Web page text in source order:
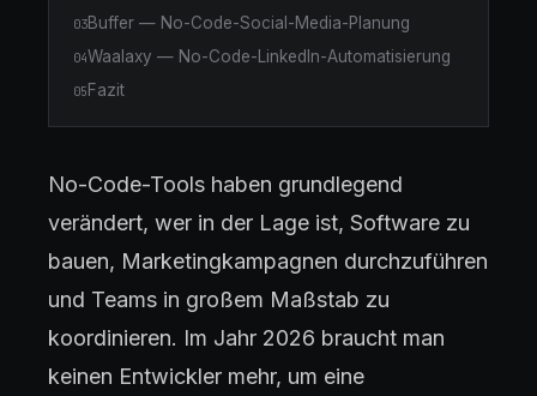
03Buffer — No-Code-Social-Media-Planung
04Waalaxy — No-Code-LinkedIn-Automatisierung
05 Fazit
No-Code-Tools haben grundlegend
verändert, wer in der Lage ist, Software zu
bauen, Marketingkampagnen durchzuführen
und Teams in großem Maßstab zu
koordinieren. Im Jahr 2026 braucht man
keinen Entwickler mehr, um eine